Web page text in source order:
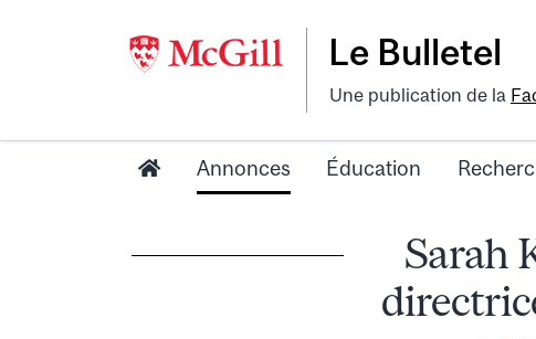
Le Bulletel
Une publication de la
Annonces Éducation
Sarah